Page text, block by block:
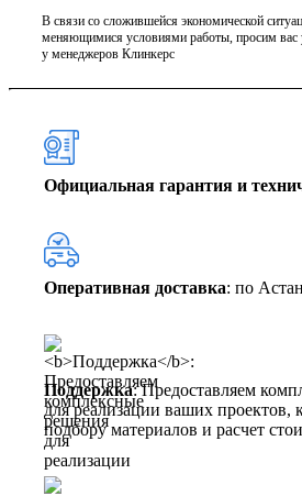
В связи со сложившейся экономической
меняющимися условиями работы, просим вас
у менеджеров Клинкерс
Официальная гарантия и
Оперативная доставка: по
Поддержка: Предоставляем
для реализации ваших проектов,
подбору материалов и расчет